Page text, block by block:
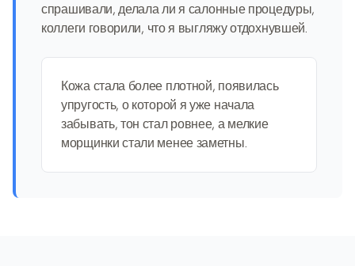
спрашивали, делала ли я салонные процедуры,
коллеги говорили, что я выгляжу отдохнувшей.
Кожа стала более плотной, появилась
упругость, о которой я уже начала
забывать, тон стал ровнее, а мелкие
морщинки стали менее заметны.